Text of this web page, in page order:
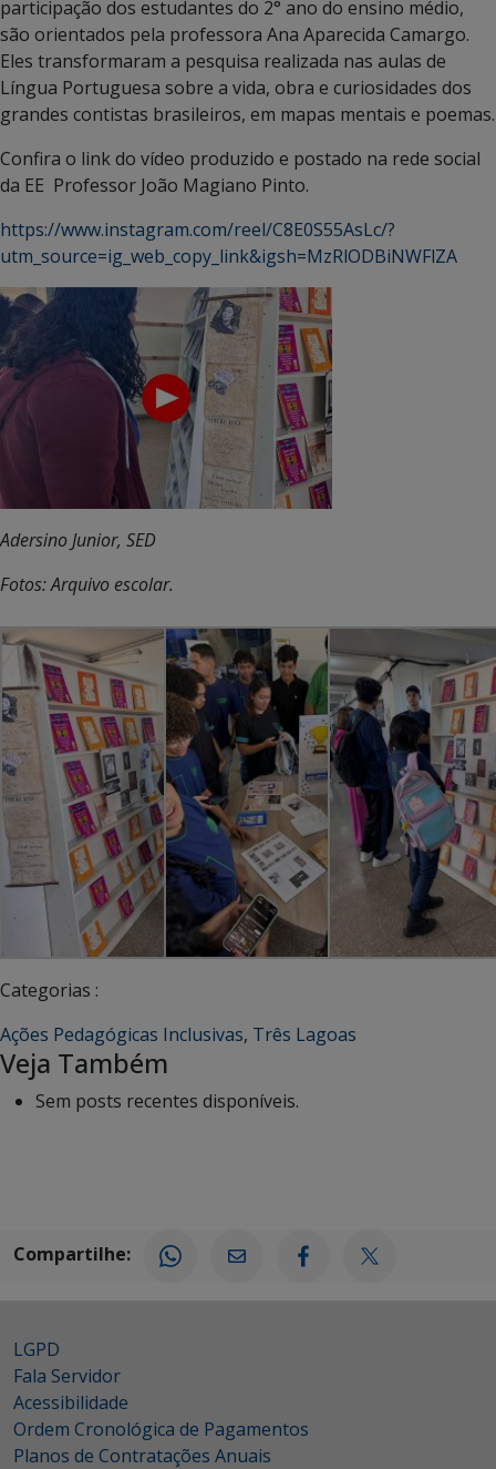
participação dos estudantes do 2° ano do ensino médio,
são orientados pela professora Ana Aparecida Camargo.
Eles transformaram a pesquisa realizada nas aulas de
Língua Portuguesa sobre a vida, obra e curiosidades dos
grandes contistas brasileiros, em mapas mentais e poemas.
Confira o link do vídeo produzido e postado na rede social
da EE Professor João Magiano Pinto.
https://www.instagram.com/reel/C8E0S55AsLc/?
utm_source=ig_web_copy_link&igsh=MzRlODBiNWFlZA
Adersino Junior, SED
Fotos: Arquivo escolar.
Categorias :
Ações Pedagógicas Inclusivas, Três Lagoas
Veja Também
Sem posts recentes disponíveis.
Compartilhe:
LGPD
Fala Servidor
Acessibilidade
Ordem Cronológica de Pagamentos
Planos de Contratações Anuais